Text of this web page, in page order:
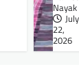
Nayak
July
22,
2026